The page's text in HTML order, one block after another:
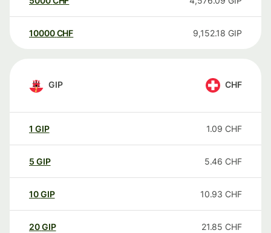
10000 CHF 9,152.18 GIP
GIP CHF
1 GIP 1.09 CHF
5 GIP 5.46 CHF
10GIP 10.93 CHF
20GIP 21.85 CHF